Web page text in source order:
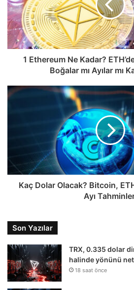
1 Ethereum Ne Kadar?
Boğalar mı Ayılar mı
Kaç Dolar Olacak? Bitcoin,
Ayı
Son Yazılar
TRX, 0.335 dolar
halinde yönünü
18 saat önce